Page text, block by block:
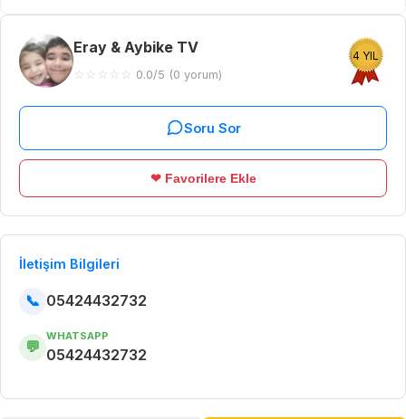
Eray & Aybike TV
☆ ☆ ☆ ☆ ☆ 0.0/5 (0 yorum)
4 YIL
Soru Sor
❤ Favorilere Ekle
İletişim Bilgileri
📞 05424432732
💬
WHATSAPP
05424432732